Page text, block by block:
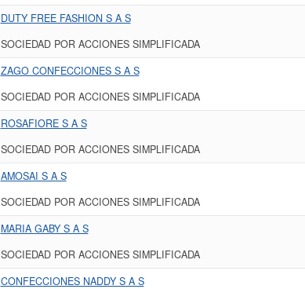
DUTY FREE FASHION S A S
SOCIEDAD POR ACCIONES SIMPLIFICADA
ZAGO CONFECCIONES S A S
SOCIEDAD POR ACCIONES SIMPLIFICADA
ROSAFIORE S A S
SOCIEDAD POR ACCIONES SIMPLIFICADA
AMOSAI S A S
SOCIEDAD POR ACCIONES SIMPLIFICADA
MARIA GABY S A S
SOCIEDAD POR ACCIONES SIMPLIFICADA
CONFECCIONES NADDY S A S